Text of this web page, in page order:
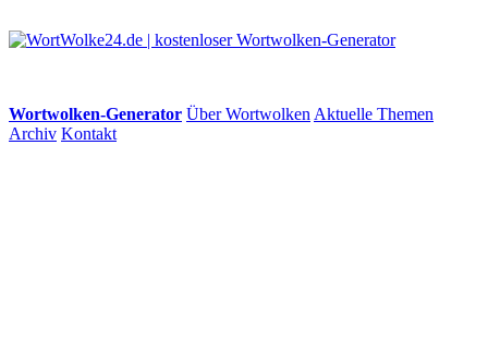
Wortwolken-Generator Über Wortwolken Aktuelle Themen
Archiv Kontakt